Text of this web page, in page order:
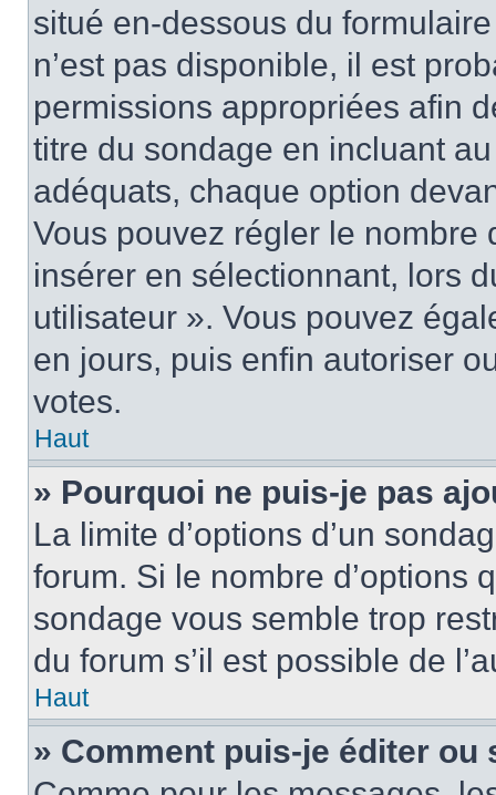
situé en-dessous du
n’est pas disponible, il est
permissions appropriées afin
titre du sondage en incluant
adéquats, chaque option
Vous pouvez régler le nombre
insérer en sélectionnant, lors
utilisateur ». Vous pouvez
en jours, puis enfin autoriser
votes.
Haut
» Pourquoi ne puis-je pas
La limite d’options d’un
forum. Si le nombre d’options
sondage vous semble trop
du forum s’il est possible de
Haut
» Comment puis-je éditer ou